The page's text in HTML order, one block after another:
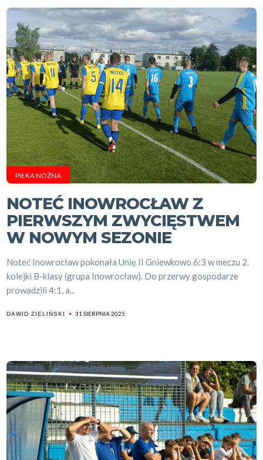
PIŁKA NOŻNA
NOTEĆ INOWROCŁAW Z
PIERWSZYM ZWYCIĘSTWEM
W NOWYM SEZONIE
Noteć Inowrocław pokonała Unię II Gniewkowo 6:3 w meczu 2.
kolejki B-klasy (grupa Inowrocław). Do przerwy gospodarze
prowadzili 4:1, a...
DAWID ZIELIŃSKI 31 SIERPNIA 2025